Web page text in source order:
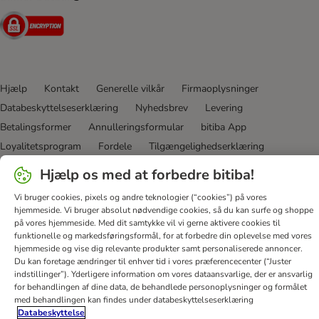
Security
Hjælp Kontakt Generelle vilkår
Firmaoplysninger
Databeskyttelseserklæring
Nyhedsbrev
Levering
Betalingsformer
Annulleringsformular
bitiba App
Loyalitetsprogram
Fordele Tilgængelighedserklæring
bitiba GmbH 2026
Hjælp os med at forbedre bitiba!
Vi bruger cookies, pixels og andre teknologier (“cookies”) på vores
hjemmeside. Vi bruger absolut nødvendige cookies, så du kan surfe og shoppe
på vores hjemmeside. Med dit samtykke vil vi gerne aktivere cookies til
funktionelle og markedsføringsformål, for at forbedre din oplevelse med vores
hjemmeside og vise dig relevante produkter samt personaliserede annoncer.
Du kan foretage ændringer til enhver tid i vores præferencecenter (“Juster
indstillinger”). Yderligere information om vores dataansvarlige, der er ansvarlig
for behandlingen af ​​dine data, de behandlede personoplysninger og formålet
med behandlingen kan findes under databeskyttelseserklæring
Databeskyttelse